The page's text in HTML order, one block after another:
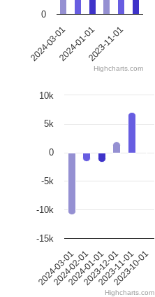
2024-03-012024-01-012023-11-01
0
Highcharts.com
2024-03-01
2024-02-01
2024-01-01
2023-12-01
2023-11-01
2023-10-01
-15k
-10k
-5k
0
5k
10k
Highcharts.com